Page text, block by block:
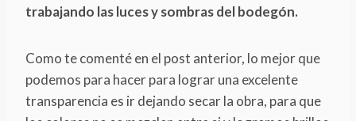
trabajando las luces y sombras del bodegón.
Como te comenté en el post anterior, lo mejor que
podemos para hacer para lograr una excelente
transparencia es ir dejando secar la obra, para que